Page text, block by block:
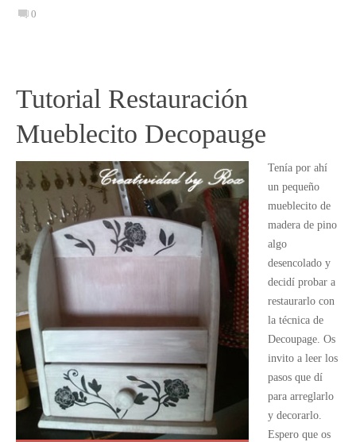
0
Tutorial Restauración
Mueblecito Decopauge
Tenía por ahí
un pequeño
mueblecito de
madera de pino
algo
desencolado y
decidí probar a
restaurarlo con
la técnica de
Decoupage. Os
invito a leer los
pasos que dí
para arreglarlo
y decorarlo.
Espero que os